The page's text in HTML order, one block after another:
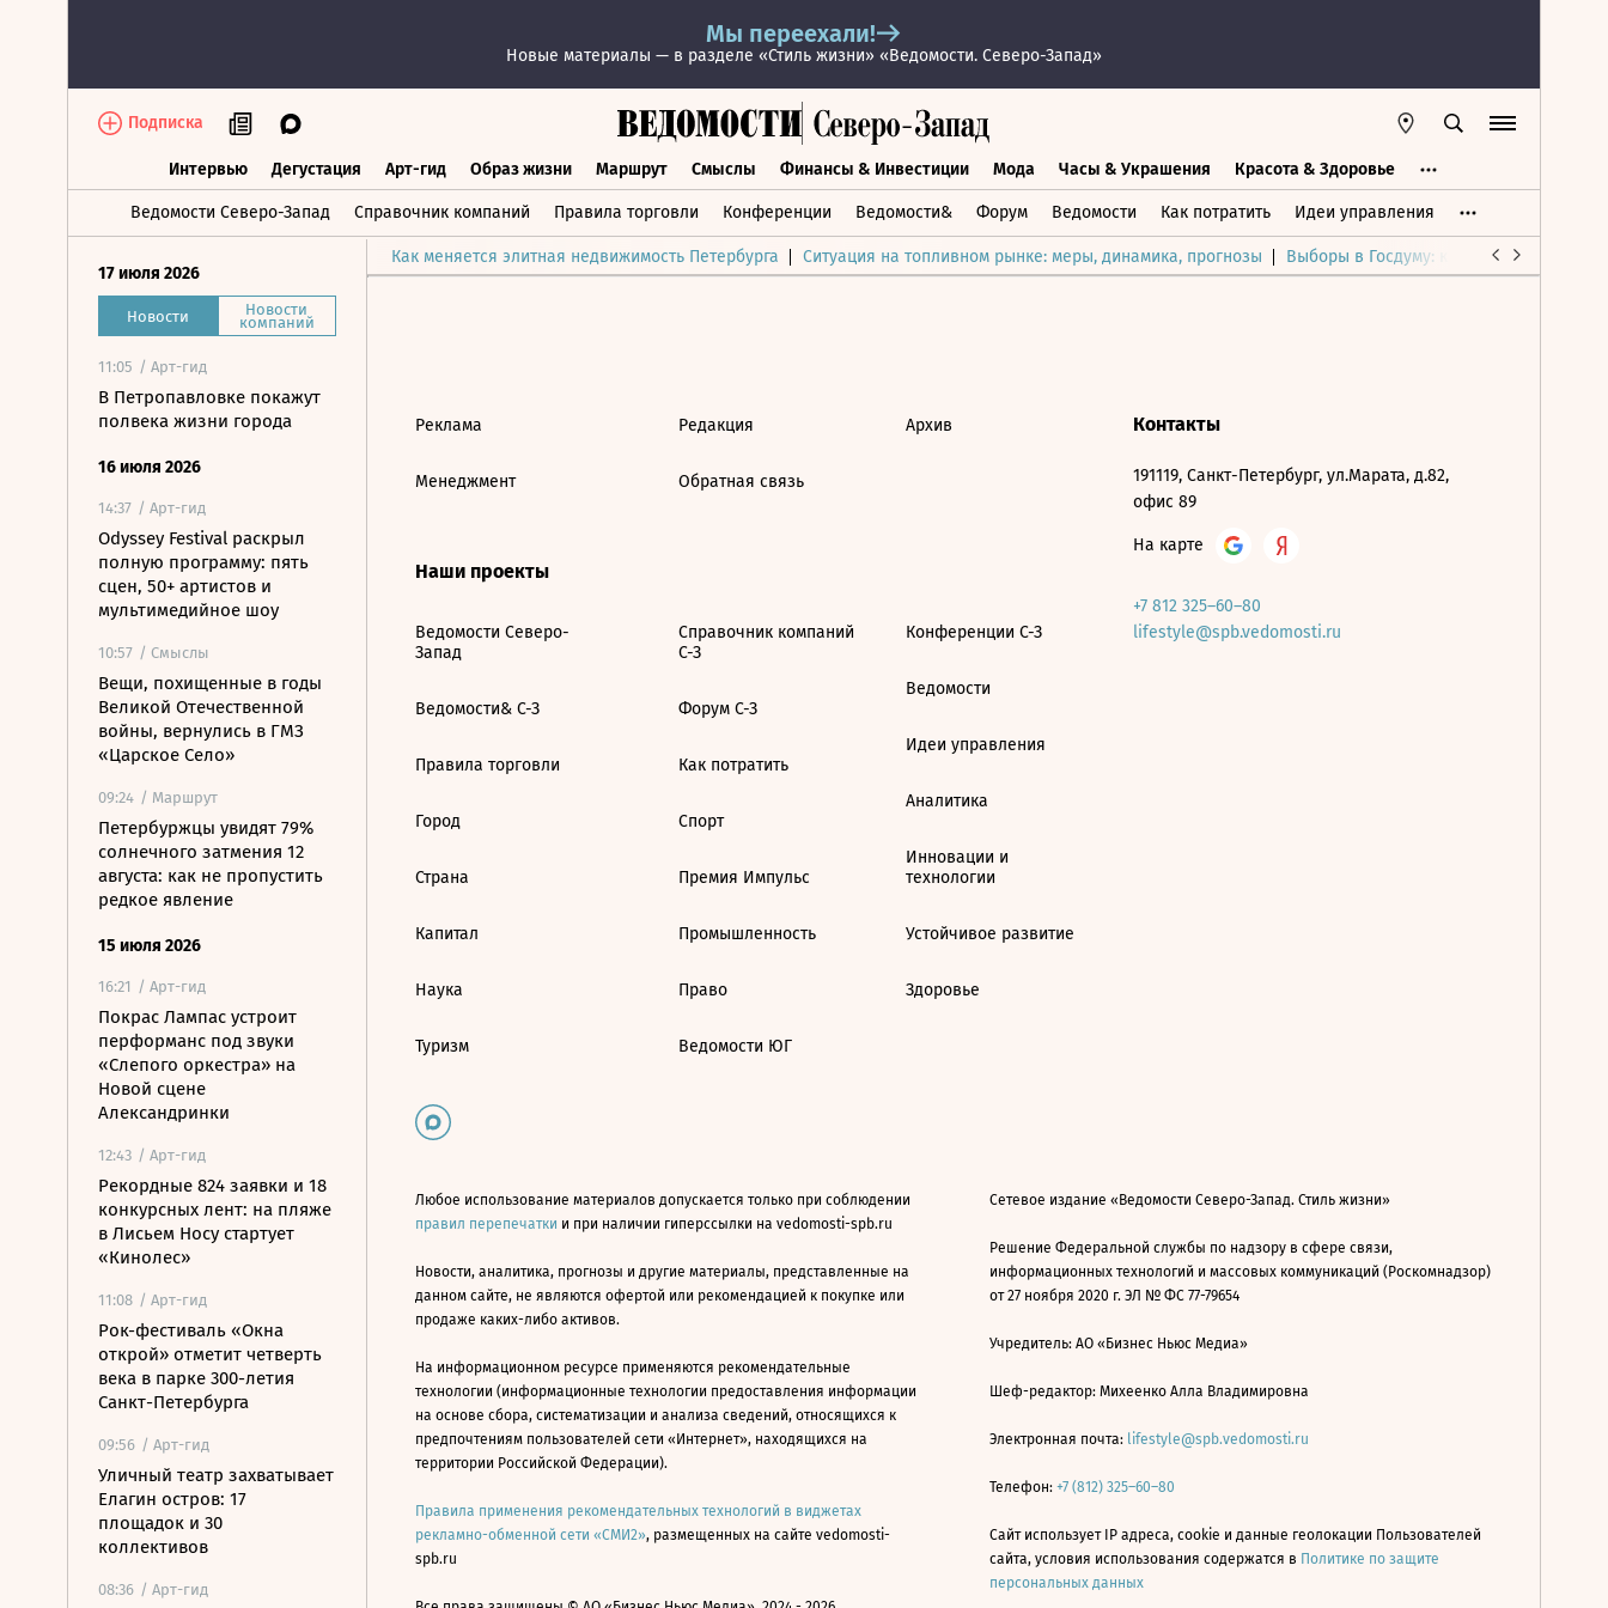
Мы переехали!
Новые материалы — в разделе «Стиль жизни» «Ведомости. Северо-Запад»
Подписка
Интервью Дегустация Арт-гид Образ жизни Маршрут Смыслы Финансы & Инвестиции Мода Часы & Украшения Красота & Здоровье
Ведомости Северо-Запад Справочник компаний Правила торговли Конференции Ведомости& Форум Ведомости Как потратить Идеи управления
Интервью Дегустация Арт-гид Образ жизни Маршрут Смыслы Финансы & Инвестиции Мода Часы & Украшения Дом & Интерьер
Как меняется элитная недвижимость Петербурга Ситуация на топливном рынке: меры, динамика, прогнозы
Выборы в Госдуму: каким был и будет
17 июля 2026
Новости Новости
компаний
11:05 / Арт-гид
В Петропавловке покажут
полвека жизни города
16 июля 2026
14:37 / Арт-гид
Odyssey Festival раскрыл
полную программу: пять
сцен, 50+ артистов и
мультимедийное шоу
10:57 / Смыслы
Вещи, похищенные в годы
Великой Отечественной
войны, вернулись в ГМЗ
«Царское Село»
09:24 / Маршрут
Петербуржцы увидят 79%
солнечного затмения 12
августа: как не пропустить
редкое явление
15 июля 2026
16:21 / Арт-гид
Покрас Лампас устроит
перформанс под звуки
«Слепого оркестра» на
Новой сцене
Александринки
12:43 / Арт-гид
Рекордные 824 заявки и 18
конкурсных лент: на пляже
в Лисьем Носу стартует
«Кинолес»
11:08 / Арт-гид
Рок-фестиваль «Окна
открой» отметит четверть
века в парке 300-летия
Санкт-Петербурга
09:56 / Арт-гид
Уличный театр захватывает
Елагин остров: 17
площадок и 30
коллективов
08:36 / Арт-гид
Реклама
Менеджмент
Редакция
Обратная связь
Архив
Наши проекты
Ведомости Северо-
Запад
Ведомости& С-З
Правила торговли
Город
Страна
Капитал
Наука
Туризм
Справочник компаний
С-З
Форум С-З
Как потратить
Спорт
Премия Импульс
Промышленность
Право
Ведомости ЮГ
Конференции С-З
Ведомости
Идеи управления
Аналитика
Инновации и
технологии
Устойчивое развитие
Здоровье
Контакты
191119, Санкт-Петербург, ул.Марата, д.82,
офис 89
На карте
+7 812 325–60–80
lifestyle@spb.vedomosti.ru
Любое использование материалов допускается только при соблюдении
правил перепечатки и при наличии гиперссылки на vedomosti-spb.ru
Новости, аналитика, прогнозы и другие материалы, представленные на
данном сайте, не являются офертой или рекомендацией к покупке или
продаже каких-либо активов.
На информационном ресурсе применяются рекомендательные
технологии (информационные технологии предоставления информации
на основе сбора, систематизации и анализа сведений, относящихся к
предпочтениям пользователей сети «Интернет», находящихся на
территории Российской Федерации).
Правила применения рекомендательных технологий в виджетах
рекламно-обменной сети «СМИ2», размещенных на сайте vedomosti-
spb.ru
Сетевое издание «Ведомости Северо-Запад. Стиль жизни»
Решение Федеральной службы по надзору в сфере связи,
информационных технологий и массовых коммуникаций (Роскомнадзор)
от 27 ноября 2020 г. ЭЛ № ФС 77-79654
Учредитель: АО «Бизнес Ньюс Медиа»
Шеф-редактор: Михеенко Алла Владимировна
Электронная почта: lifestyle@spb.vedomosti.ru
Телефон: +7 (812) 325–60–80
Сайт использует IP адреса, cookie и данные геолокации Пользователей
сайта, условия использования содержатся в Политике по защите
персональных данных